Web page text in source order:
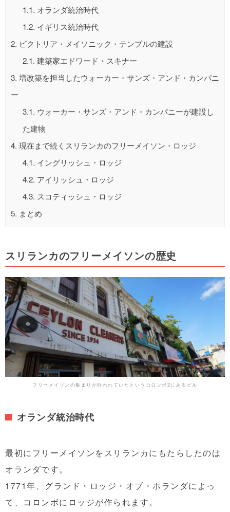
1.1. オランダ統治時代
1.2. イギリス統治時代
2. ビクトリア・メイソニック・テンプルの建設
2.1. 建築家エドワード・スキナー
3. 増改築を担当したウォーカー・サンズ・アンド・カンパニ
ー
3.1. ウォーカー・サンズ・アンド・カンパニーが建設し
た建物
4. 現在まで続くスリランカのフリーメイソン・ロッジ
4.1. イングリッシュ・ロッジ
4.2. アイリッシュ・ロッジ
4.3. スコティッシュ・ロッジ
5. まとめ
スリランカのフリーメイソンの歴史
フリーメイソンの集まりが行われていたというコロンボ2にあるビル
オランダ統治時代
最初にフリーメイソンをスリランカにもたらしたのは
オランダです。
1771年、グランド・ロッジ・オブ・ホランダによっ
て、コロンボにロッジが作られます。